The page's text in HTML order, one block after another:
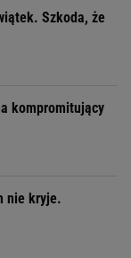
Szkoda, że
kompromitujący
nie kryje.